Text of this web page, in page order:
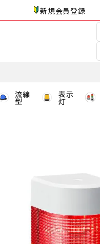
新規会員登録
流線
型
表示
灯